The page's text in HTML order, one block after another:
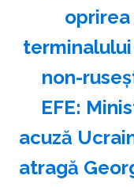
non-
EFE:
acuză
atragă